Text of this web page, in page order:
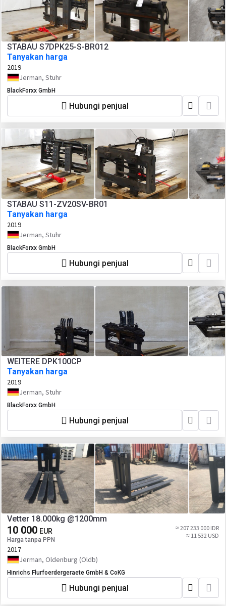
STABAU S7DPK25-S-BR012
Tanyakan harga
2019
Jerman, Stuhr
BlackForxx GmbH
Hubungi penjual
STABAU S11-ZV20SV-BR01
Tanyakan harga
2019
Jerman, Stuhr
BlackForxx GmbH
Hubungi penjual
WEITERE DPK100CP
Tanyakan harga
2019
Jerman, Stuhr
BlackForxx GmbH
Hubungi penjual
Vetter 18.000kg @1200mm
10 000 EUR
Harga tanpa PPN
≈ 207 233 000 IDR
≈ 11 532 USD
2017
Jerman, Oldenburg (Oldb)
Hinrichs Flurfoerdergeraete GmbH & CoKG
Hubungi penjual